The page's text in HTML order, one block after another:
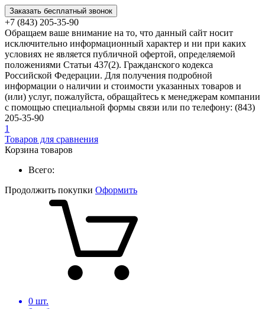
Заказать бесплатный звонок
+7 (843) 205-35-90
Обращаем ваше внимание на то, что данный сайт носит
исключительно информационный характер и ни при каких
условиях не является публичной офертой, определяемой
положениями Статьи 437(2). Гражданского кодекса
Российской Федерации. Для получения подробной
информации о наличии и стоимости указанных товаров и
(или) услуг, пожалуйста, обращайтесь к менеджерам компании
с помощью специальной формы связи или по телефону: (843)
205-35-90
1
Товаров для сравнения
Корзина товаров
Всего:
Продолжить покупки Оформить
0 шт.